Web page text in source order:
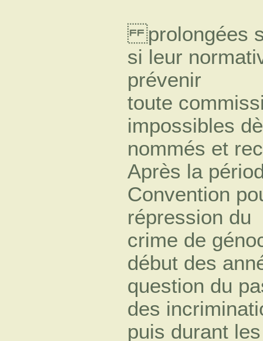
prolongées
si leur
prévenir
toute
impossibles
nommés et
Après la
Convention
répression du
crime de
début des
question du
des
puis durant